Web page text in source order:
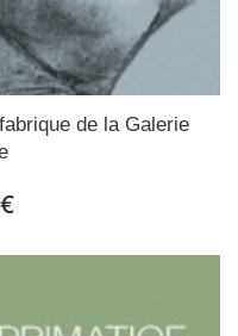
de la Galerie